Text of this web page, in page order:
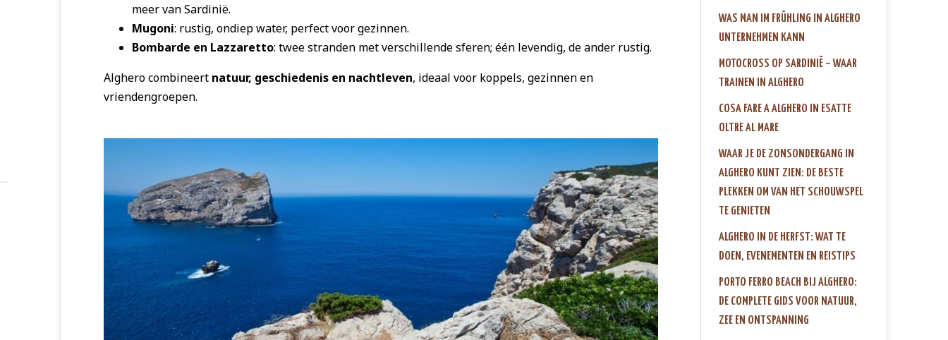
meer van Sardinië.
Mugoni: rustig, ondiep water, perfect voor gezinnen.
Bombarde en Lazzaretto: twee stranden met verschillende sferen; één levendig, de ander rustig.
Alghero combineert natuur, geschiedenis en nachtleven, ideaal voor koppels, gezinnen en
vriendengroepen.
WAS MAN IM FRÜHLING IN ALGHERO
UNTERNEHMEN KANN
MOTOCROSS OP SARDINIË – WAAR
TRAINEN IN ALGHERO
COSA FARE A ALGHERO IN ESATTE
OLTRE AL MARE
WAAR JE DE ZONSONDERGANG IN
ALGHERO KUNT ZIEN: DE BESTE
PLEKKEN OM VAN HET SCHOUWSPEL
TE GENIETEN
ALGHERO IN DE HERFST: WAT TE
DOEN, EVENEMENTEN EN REISTIPS
PORTO FERRO BEACH BIJ ALGHERO:
DE COMPLETE GIDS VOOR NATUUR,
ZEE EN ONTSPANNING